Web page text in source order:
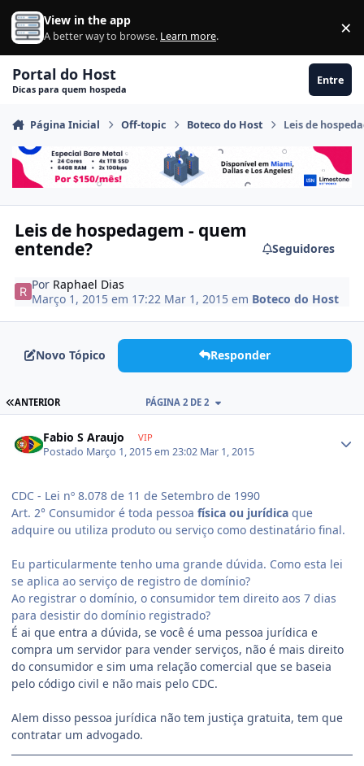
Ir para conteúdo
View in the app
A better way to browse. Learn more. ×
Portal do Host
Dicas para quem hospeda
Entre
Página Inicial Off-topic Boteco do Host Leis de
Leis de hospedagem - quem
entende?
Seguidores
Por Raphael Dias
Março 1, 2015 em 17:22 Mar 1, 2015 em Boteco do Host
Novo Tópico Responder
ANTERIOR PÁGINA 2 DE 2
Fabio S Araujo VIP
Postado Março 1, 2015 em 23:02 Mar 1, 2015
CDC - Lei nº 8.078 de 11 de Setembro de 1990
Art. 2° Consumidor é toda pessoa física ou jurídica que
adquire ou utiliza produto ou serviço como destinatário final.
Eu particularmente tenho uma grande dúvida. Como esta lei
se aplica ao serviço de registro de domínio?
Ao registrar o domínio, o consumidor tem direito aos 7 dias
para desistir do domínio registrado?
É ai que entra a dúvida, se você é uma pessoa jurídica e
compra um servidor para vender serviços, não é mais direito
do consumidor e sim uma relação comercial que se baseia
pelo código civil e não mais pelo CDC.
Alem disso pessoa jurídica não tem justiça gratuita, tem que
contratar um advogado.